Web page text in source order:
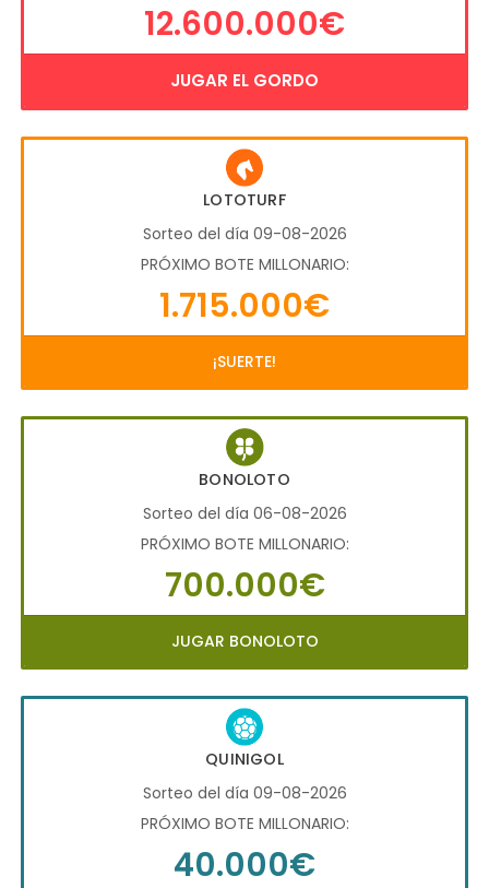
12.600.000€
JUGAR EL GORDO
LOTOTURF
Sorteo del día 09-08-2026
PRÓXIMO BOTE MILLONARIO:
1.715.000€
¡SUERTE!
BONOLOTO
Sorteo del día 06-08-2026
PRÓXIMO BOTE MILLONARIO:
700.000€
JUGAR BONOLOTO
QUINIGOL
Sorteo del día 09-08-2026
PRÓXIMO BOTE MILLONARIO:
40.000€